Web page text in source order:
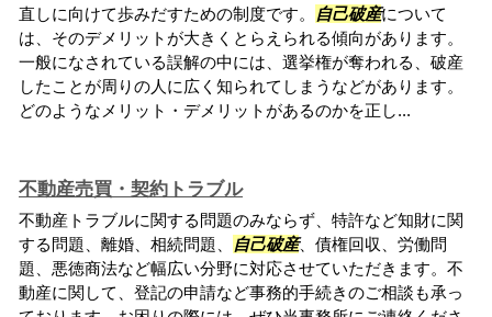
直しに向けて歩みだすための制度です。
自己破産について
は、そのデメリットが大きくとらえられる傾向があります。
一般になされている誤解の中には、選挙権が奪われる、破産
したことが周りの人に広く知られてしまうなどがあります。
どのようなメリット・デメリットがあるのかを正し...
不動産売買・契約トラブル
不動産トラブルに関する問題のみならず、特許など知財に関
する問題、離婚、相続問題、
自己破産、債権回収、労働問
題、悪徳商法など幅広い分野に対応させていただきます。不
動産に関して、登記の申請など事務的手続きのご相談も承っ